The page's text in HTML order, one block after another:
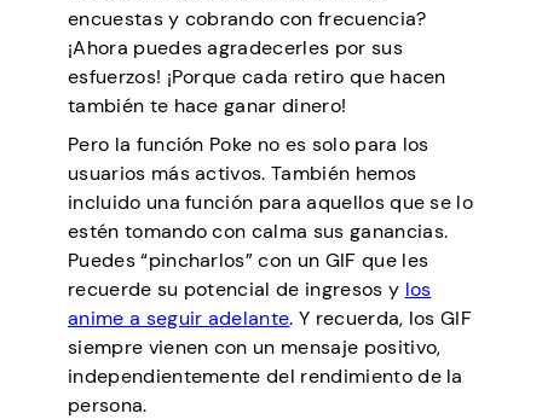
encuestas y cobrando con frecuencia?
¡Ahora puedes agradecerles por sus
esfuerzos! ¡Porque cada retiro que hacen
también te hace ganar dinero!
Pero la función Poke no es solo para los
usuarios más activos. También hemos
incluido una función para aquellos que se lo
estén tomando con calma sus ganancias.
Puedes “pincharlos” con un GIF que les
recuerde su potencial de ingresos y los
anime a seguir adelante. Y recuerda, los GIF
siempre vienen con un mensaje positivo,
independientemente del rendimiento de la
persona.